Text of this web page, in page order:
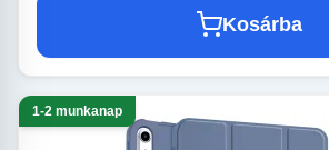
Kosárba
1-2 munkanap